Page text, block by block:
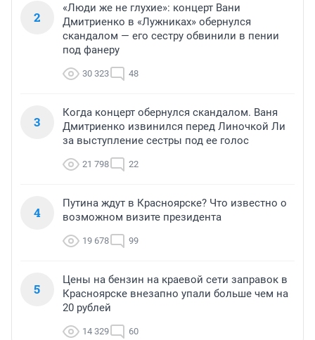
2
«Люди же не глухие»: концерт Вани
Дмитриенко в «Лужниках» обернулся
скандалом — его сестру обвинили в пении
под фанеру
30 323 48
3
Когда концерт обернулся скандалом. Ваня
Дмитриенко извинился перед Линочкой Ли
за выступление сестры под ее голос
21 798 22
4
Путина ждут в Красноярске? Что известно о
возможном визите президента
19 678 99
5
Цены на бензин на краевой сети заправок в
Красноярске внезапно упали больше чем на
20 рублей
14 329 60